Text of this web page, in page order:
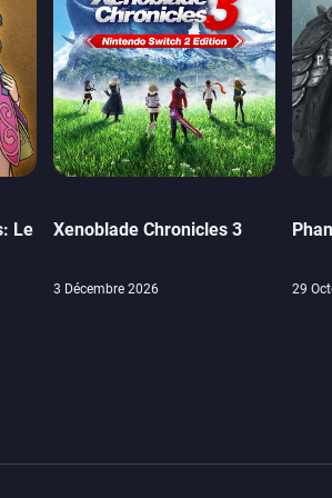
Le
Xenoblade Chronicles 3
3 Décembre 2026 29